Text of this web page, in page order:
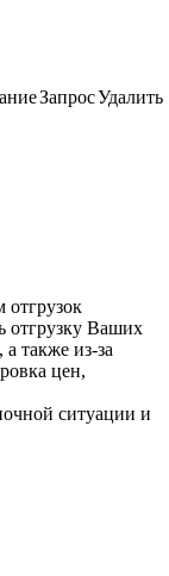
ЗапросУдалить
отгрузок
отгрузку Ваших
также из-за
цен,
ситуации и